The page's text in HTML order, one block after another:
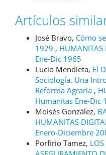
Artículos
José Bravo, Cómo
1929 ,
Ene-Dic 1965
Lucio Mendieta, El
Sociología. Una
Reforma Agraria ,
Humanitas Ene-Dic
Moisés González,
HUMANITAS
Enero-Diciembre
Porfirio Tamez, LOS